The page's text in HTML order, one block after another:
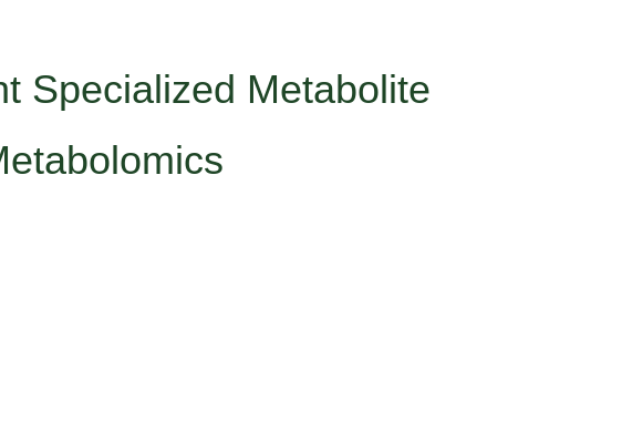
Specialized Metabolite